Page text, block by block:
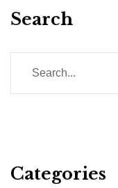
Search
Categories